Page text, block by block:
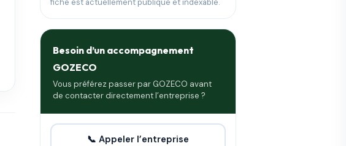
fiche est actuellement publique et indexable.
Besoin d’un accompagnement
GOZECO
Vous préférez passer par GOZECO avant
de contacter directement l’entreprise ?
📞 Appeler l’entreprise